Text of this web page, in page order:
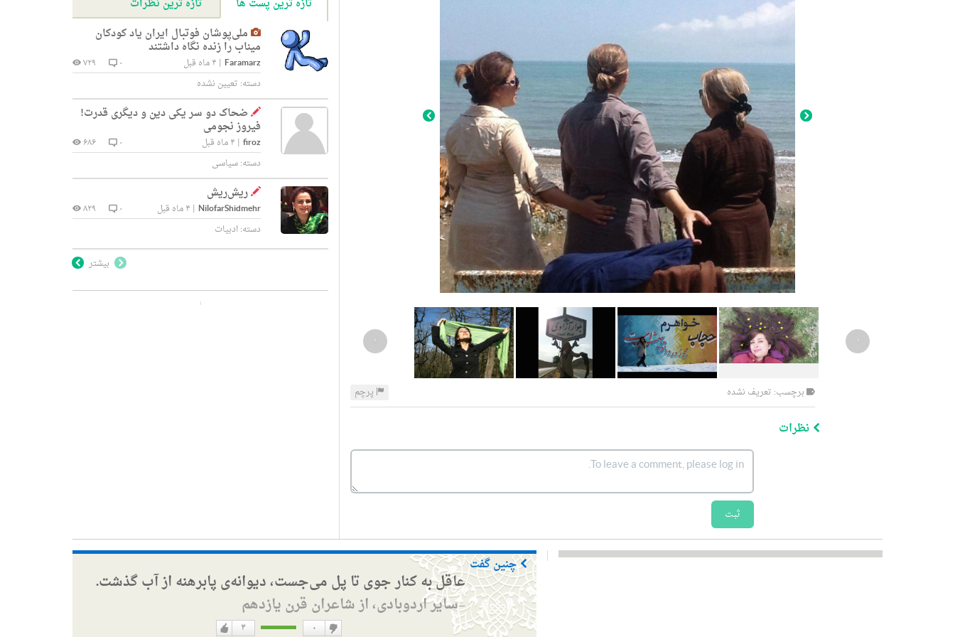
‹
›
برچسب: تعریف نشده پرچم
نظرات
ثبت
تازه ترین پست ها
تازه ترین نظرات
ملی‌پوشان فوتبال ایران یاد کودکان
میناب را زنده نگاه داشتند
Faramarz
| ۴ ماه قبل ۰
۷۲۹
دسته: تعیین نشده
ضحاک دو سر یکی دین و دیگری قدرت!
فیروز نجومی
firoz
| ۴ ماه قبل ۰
۶۸۶
دسته:سیاسی
ریش‌ریش
NilofarShidmehr
| ۴ ماه قبل ۰
۸۲۹
دسته:ادبیات
بیشتر
چنین گفت
عاقل به کنار جوی تا پل می‌جست، دیوانه‌ی پابرهنه از آب گذشت.
—سایر اردوبادی، از شاعران قرن یازدهم
۳ ۰